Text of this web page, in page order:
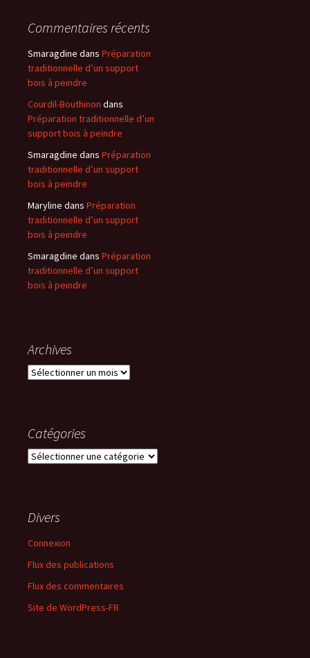
Commentaires récents
Smaragdine dans Préparation
traditionnelle d’un support
bois à peindre
Courdil-Bouthinon dans
Préparation traditionnelle d’un
support bois à peindre
Smaragdine dans Préparation
traditionnelle d’un support
bois à peindre
Maryline dans Préparation
traditionnelle d’un support
bois à peindre
Smaragdine dans Préparation
traditionnelle d’un support
bois à peindre
Archives
Archives
Catégories
Catégories
Divers
Connexion
Flux des publications
Flux des commentaires
Site de WordPress-FR